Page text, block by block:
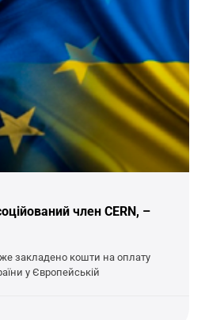
член CERN, –
закладено кошти на оплату
у Європейській